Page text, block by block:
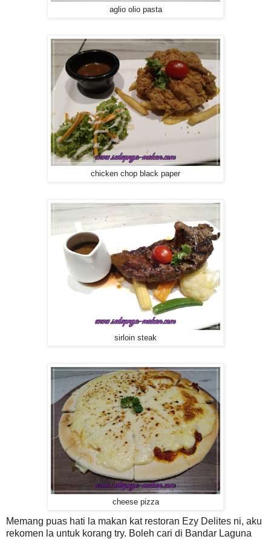
aglio olio pasta
chicken chop black paper
sirloin steak
cheese pizza
Memang puas hati la makan kat restoran Ezy Delites ni, aku
rekomen la untuk korang try. Boleh cari di Bandar Laguna